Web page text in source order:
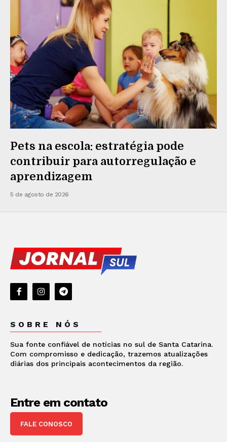
Pets na escola: estratégia pode
contribuir para autorregulação e
aprendizagem
5 de agosto de 2026
SOBRE NÓS
Sua fonte confiável de notícias no sul de Santa Catarina.
Com compromisso e dedicação, trazemos atualizações
diárias dos principais acontecimentos da região.
Entre em contato
FALE CONOSCO